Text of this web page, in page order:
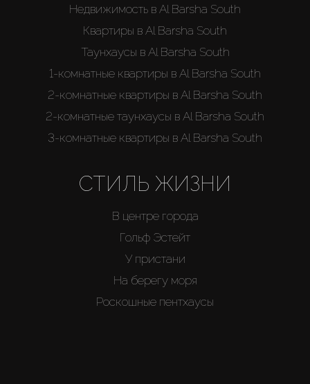
Недвижимость в Al Barsha South
Квартиры в Al Barsha South
Таунхаусы в Al Barsha South
1-комнатные квартиры в Al Barsha South
2-комнатные квартиры в Al Barsha South
2-комнатные таунхаусы в Al Barsha South
3-комнатные квартиры в Al Barsha South
СТИЛЬ ЖИЗНИ
В центре города
Гольф Эстейт
У пристани
На берегу моря
Роскошные пентхаусы